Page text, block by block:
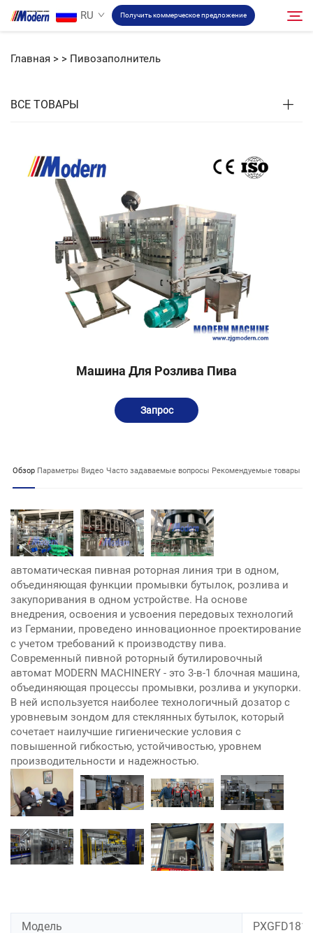
RU Получить коммерческое предложение
О компании
Связаться
Главная > > Пивозаполнитель
ВСЕ ТОВАРЫ
Машина Для Розлива Пива
Запрос
Обзор Параметры Видео Часто задаваемые вопросы Рекомендуемые товары
автоматическая пивная роторная линия три в одном,
объединяющая функции промывки бутылок, розлива и
закупоривания в одном устройстве. На основе
внедрения, освоения и усвоения передовых технологий
из Германии, проведено инновационное проектирование
с учетом требований к производству пива.
Современный пивной роторный бутилировочный
автомат MODERN MACHINERY - это 3-в-1 блочная машина,
объединяющая процессы промывки, розлива и укупорки.
В ней используется наиболее технологичный дозатор с
уровневым зондом для стеклянных бутылок, который
сочетает наилучшие гигиенические условия с
повышенной гибкостью, устойчивостью, уровнем
производительности и надежностью.
Модель